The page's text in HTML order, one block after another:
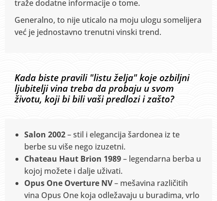
traže dodatne informacije o tome.
Generalno, to nije uticalo na moju ulogu somelijera
već je jednostavno trenutni vinski trend.
Kada biste pravili "listu želja" koje ozbiljni
ljubitelji vina treba da probaju u svom
životu, koji bi bili vaši predlozi i zašto?
Salon 2002– stil i elegancija šardonea iz te
berbe su više nego izuzetni.
Chateau Haut Brion 1989– legendarna berba u
kojoj možete i dalje uživati.
Opus One Overture NV– mešavina različitih
vina Opus One koja odležavaju u buradima, vrlo